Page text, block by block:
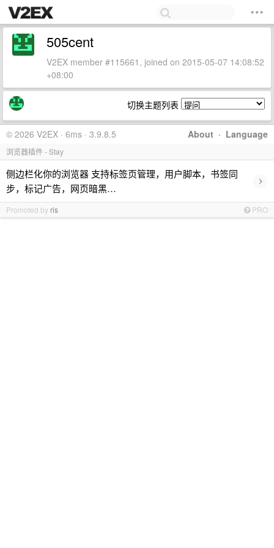
505cent
V2EX member #115661, joined on 2015-05-07 14:08:52
+08:00
切换主题列表
About · Language
© 2026 V2EX · 6ms · 3.9.8.5
浏览器插件 - Stay
侧边栏化你的浏览器 支持标签页管理，用户脚本，书签同
步，标记广告，网页暗黑…
›
Promoted by ris PRO